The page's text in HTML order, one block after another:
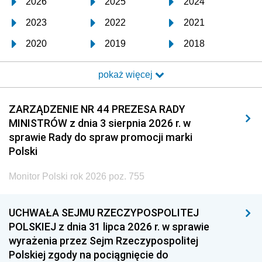
2023 2022 2021
2020 2019 2018
2017 2016 2015
2014 2013 2012
2011 2010 2009
2008 2007 2006
2005
1996 1995 1994
1993 1992 1991
1990 1989
pokaż więcej
ZARZĄDZENIE NR 44 PREZESA RADY
MINISTRÓW z dnia 3 sierpnia 2026 r. w
sprawie Rady do spraw promocji marki
Polski
Monitor Polski rok 2026 poz. 755
UCHWAŁA SEJMU RZECZYPOSPOLITEJ
POLSKIEJ z dnia 31 lipca 2026 r. w sprawie
wyrażenia przez Sejm Rzeczypospolitej
Polskiej zgody na pociągnięcie do